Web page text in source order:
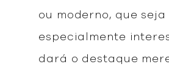
ou moderno, que seja
especialmente
dará o destaque